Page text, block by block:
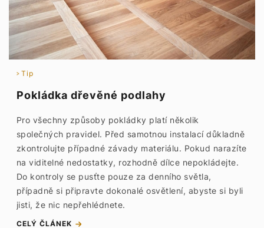
Tip
Pokládka dřevěné podlahy
Pro všechny způsoby pokládky platí několik
společných pravidel. Před samotnou instalací důkladně
zkontrolujte případné závady materiálu. Pokud narazíte
na viditelné nedostatky, rozhodně dílce nepokládejte.
Do kontroly se pusťte pouze za denního světla,
případně si připravte dokonalé osvětlení, abyste si byli
jisti, že nic nepřehlédnete.
CELÝ ČLÁNEK